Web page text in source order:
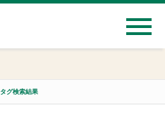
タグ検索結果